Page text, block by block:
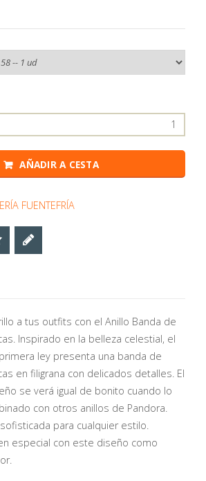
AÑADIR A CESTA
FUENTEFRÍA
a tus outfits con el Anillo Banda de
Inspirado en la belleza celestial, el
ley presenta una banda de
en filigrana con delicados detalles. El
se verá igual de bonito cuando lo
con otros anillos de Pandora.
para cualquier estilo.
especial con este diseño como